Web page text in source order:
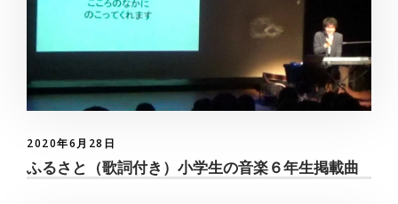
2020年6月28日
ふるさと（歌詞付き）小学生の音楽６年生掲載曲